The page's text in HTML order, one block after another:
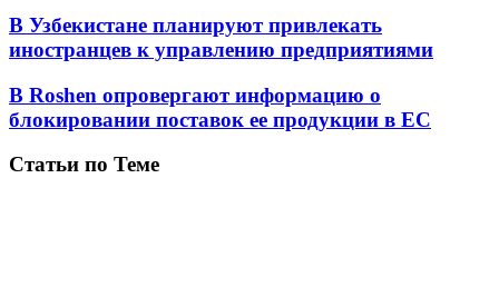
В Узбекистане планируют привлекать
иностранцев к управлению предприятиями
В Roshen опровергают информацию о
блокировании поставок ее продукции в ЕС
Статьи по Теме